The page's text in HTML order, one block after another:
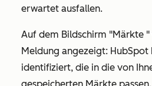
erwartet ausfallen.
Auf dem Bildschirm "Märkte "
Meldung angezeigt: HubSpot
identifiziert, die in die von